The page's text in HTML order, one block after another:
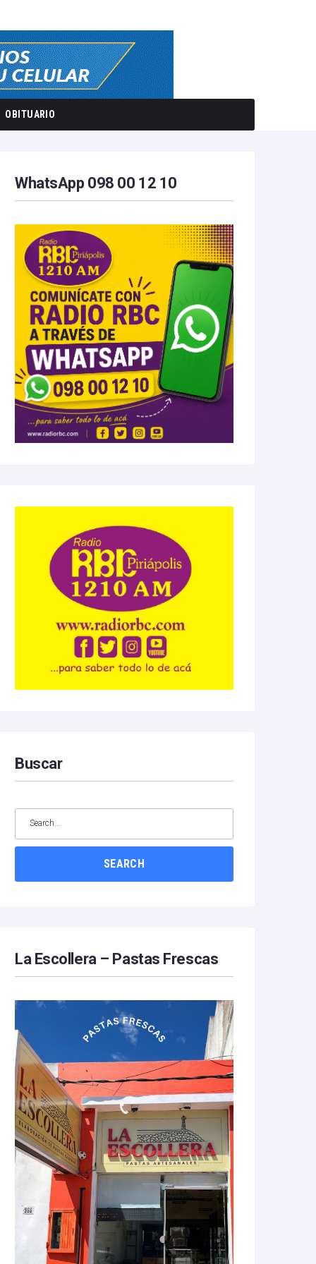
OBITUARIO
WhatsApp 098 00 12 10
Buscar
SEARCH
La Escollera – Pastas Frescas